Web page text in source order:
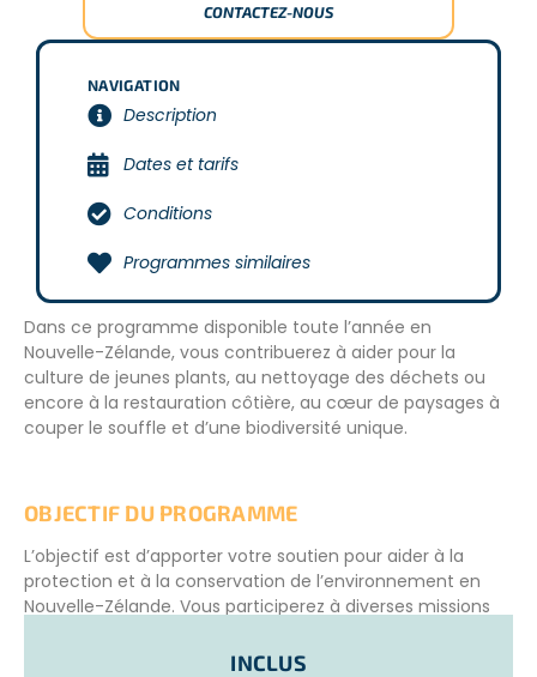
CONTACTEZ-NOUS
NAVIGATION
Description
Dates et tarifs
Conditions
Programmes similaires
Dans ce programme disponible toute l’année en
Nouvelle-Zélande, vous contribuerez à aider pour la
culture de jeunes plants, au nettoyage des déchets ou
encore à la restauration côtière, au cœur de paysages à
couper le souffle et d’une biodiversité unique.
OBJECTIF DU PROGRAMME
L’objectif est d’apporter votre soutien pour aider à la
protection et à la conservation de l’environnement en
Nouvelle-Zélande. Vous participerez à diverses missions
INCLUS